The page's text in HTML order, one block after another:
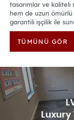
tasarımlar ve kaliteli
hem de uzun ömürlü
garantili işçilik ile
TÜMÜNÜ GÖR
Luxury